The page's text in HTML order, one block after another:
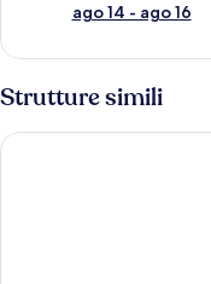
ago 14 - ago 16
Strutture simili
Fancy Apartment in the